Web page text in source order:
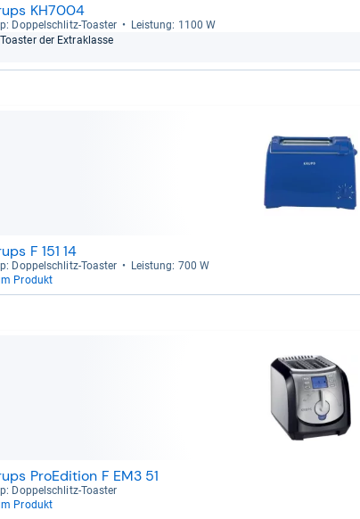
KH7004
Dop­pel­schlitz-​Toas­ter
Leis­tung: 1100 W
Toas­ter der Extra­klasse
F 151 14
Dop­pel­schlitz-​Toas­ter
Leis­tung: 700 W
Produkt
ProEdition F EM3 51
Dop­pel­schlitz-​Toas­ter
Produkt